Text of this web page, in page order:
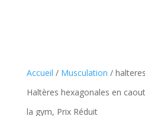
Accueil / Musculation /
Haltères hexagonales en
la gym, Prix Réduit